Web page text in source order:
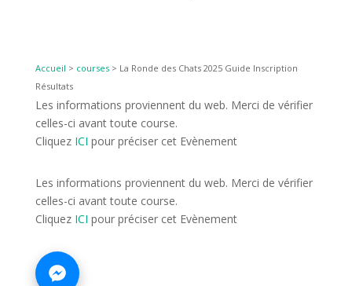
Accueil > courses> La Ronde des Chats 2025 Guide Inscription
Résultats
Les informations proviennent du web. Merci de vérifier
celles-ci avant toute course.
Cliquez ICI pour préciser cet Evènement
Les informations proviennent du web. Merci de vérifier
celles-ci avant toute course.
Cliquez ICI pour préciser cet Evènement